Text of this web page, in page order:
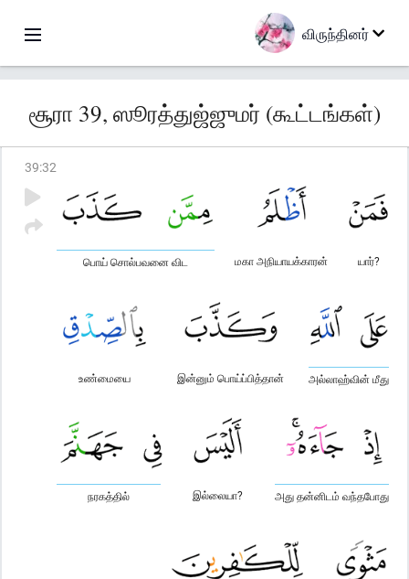
விருந்தினர்
சூரா 39, ஸூரத்துஜ்ஜுமர் (கூட்டங்கள்)
39:32
யார்?
மகா அநியாயக்காரன்
பொய் சொல்பவனை விட
அல்லாஹ்வின் மீது
இன்னும் பொய்ப்பித்தான்
உண்மையை
அது தன்னிடம் வந்தபோது
இல்லையா?
நரகத்தில்